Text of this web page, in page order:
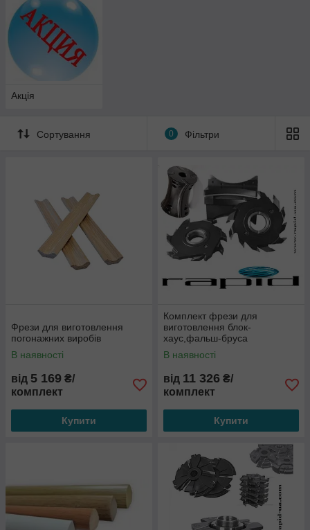
Акція
Сортування 0 Фільтри
Фрези для виготовлення
погонажних виробів
В наявності
від 5 169 ₴/
комплект
Купити
Комплект фрези для
виготовлення блок-
хаус,фальш-бруса
В наявності
від 11 326 ₴/
комплект
Купити